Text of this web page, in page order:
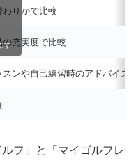
りかで比較
の充実度で比較
スンや自己練習時のアドバイス
す
フ」と「マイゴルフレ